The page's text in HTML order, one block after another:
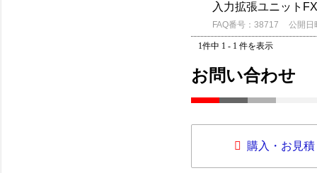
入力拡張ユニット
FAQ番号：38717 公開日
1件中 1 - 1 件を表示
お問い合わせ
購入・お見